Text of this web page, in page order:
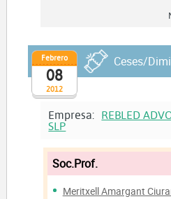
2012
Febrero
08
Ceses/
Empresa: REBLED
SLP
Soc.Prof.
Meritxell Amargant